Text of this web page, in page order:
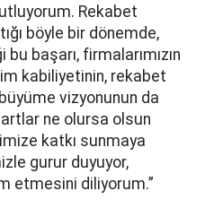
Rekabet
böyle bir dönemde,
başarı, firmalarımızın
kabiliyetinin, rekabet
vizyonunun da
ne olursa olsun
katkı sunmaya
gurur duyuyor,
etmesini diliyorum.”